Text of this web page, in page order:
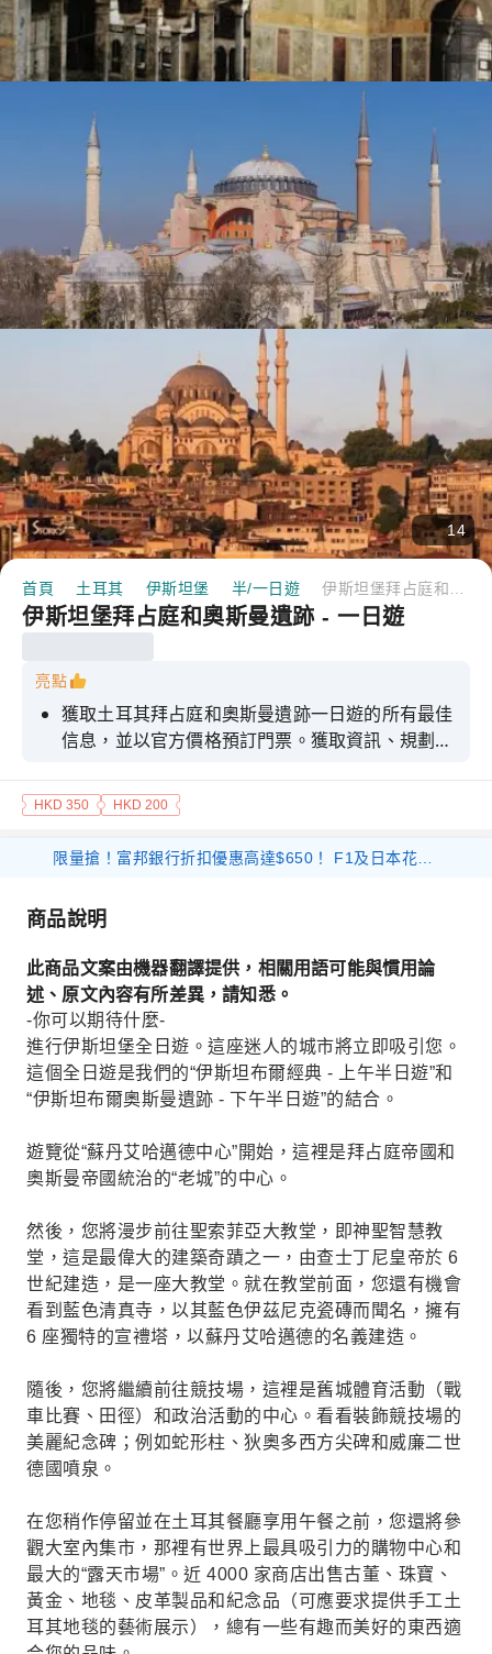
14
首頁 土耳其 伊斯坦堡 半/一日遊
伊斯坦堡拜占庭和奧斯曼遺跡 - 一日遊
亮點
獲取土耳其拜占庭和奧斯曼遺跡一日遊的所有最佳
信息，並以官方價格預訂門票。獲取資訊、規劃和
HKD 350 HKD 200
商品說明
此商品文案由機器翻譯提供，相關用語可能與慣用論
述、原文內容有所差異，請知悉。
-你可以期待什麼-
進行伊斯坦堡全日遊。這座迷人的城市將立即吸引您。
這個全日遊是我們的“伊斯坦布爾經典 - 上午半日遊”和
“伊斯坦布爾奧斯曼遺跡 - 下午半日遊”的結合。
遊覽從“蘇丹艾哈邁德中心”開始，這裡是拜占庭帝國和
奧斯曼帝國統治的“老城”的中心。
然後，您將漫步前往聖索菲亞大教堂，即神聖智慧教
堂，這是最偉大的建築奇蹟之一，由查士丁尼皇帝於 6
世紀建造，是一座大教堂。就在教堂前面，您還有機會
看到藍色清真寺，以其藍色伊茲尼克瓷磚而聞名，擁有
6 座獨特的宣禮塔，以蘇丹艾哈邁德的名義建造。
隨後，您將繼續前往競技場，這裡是舊城體育活動（戰
車比賽、田徑）和政治活動的中心。看看裝飾競技場的
美麗紀念碑；例如蛇形柱、狄奧多西方尖碑和威廉二世
德國噴泉。
在您稍作停留並在土耳其餐廳享用午餐之前，您還將參
觀大室內集市，那裡有世界上最具吸引力的購物中心和
最大的“露天市場”。近 4000 家商店出售古董、珠寶、
黃金、地毯、皮革製品和紀念品（可應要求提供手工土
耳其地毯的藝術展示），總有一些有趣而美好的東西適